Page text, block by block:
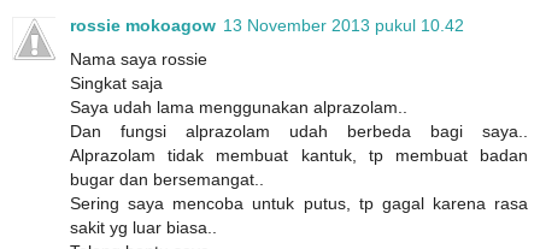
rossie mokoagow 13 November 2013 pukul 10.42
Nama saya rossie
Singkat saja
Saya udah lama menggunakan alprazolam..
Dan fungsi alprazolam udah berbeda bagi saya..
Alprazolam tidak membuat kantuk, tp membuat badan
bugar dan bersemangat..
Sering saya mencoba untuk putus, tp gagal karena rasa
sakit yg luar biasa..